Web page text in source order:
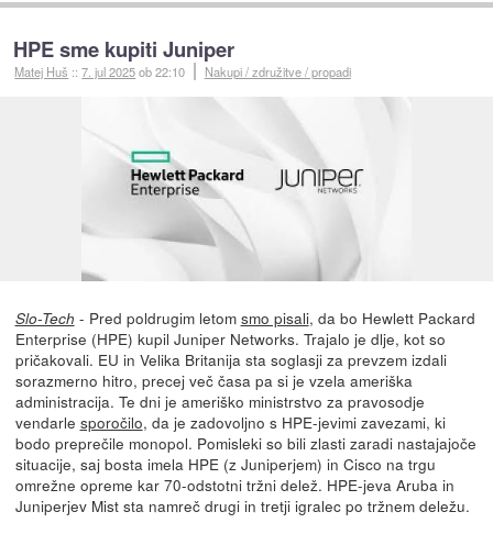
HPE sme kupiti Juniper
Matej Huš ::7. jul 2025ob 22:10 Nakupi / združitve / propadi
Slo-Tech - Pred poldrugim letom smo pisali, da bo Hewlett Packard
Enterprise (HPE) kupil Juniper Networks. Trajalo je dlje, kot so
pričakovali. EU in Velika Britanija sta soglasji za prevzem izdali
sorazmerno hitro, precej več časa pa si je vzela ameriška
administracija. Te dni je ameriško ministrstvo za pravosodje
vendarle sporočilo, da je zadovoljno s HPE-jevimi zavezami, ki
bodo preprečile monopol. Pomisleki so bili zlasti zaradi nastajajoče
situacije, saj bosta imela HPE (z Juniperjem) in Cisco na trgu
omrežne opreme kar 70-odstotni tržni delež. HPE-jeva Aruba in
Juniperjev Mist sta namreč drugi in tretji igralec po tržnem deležu.